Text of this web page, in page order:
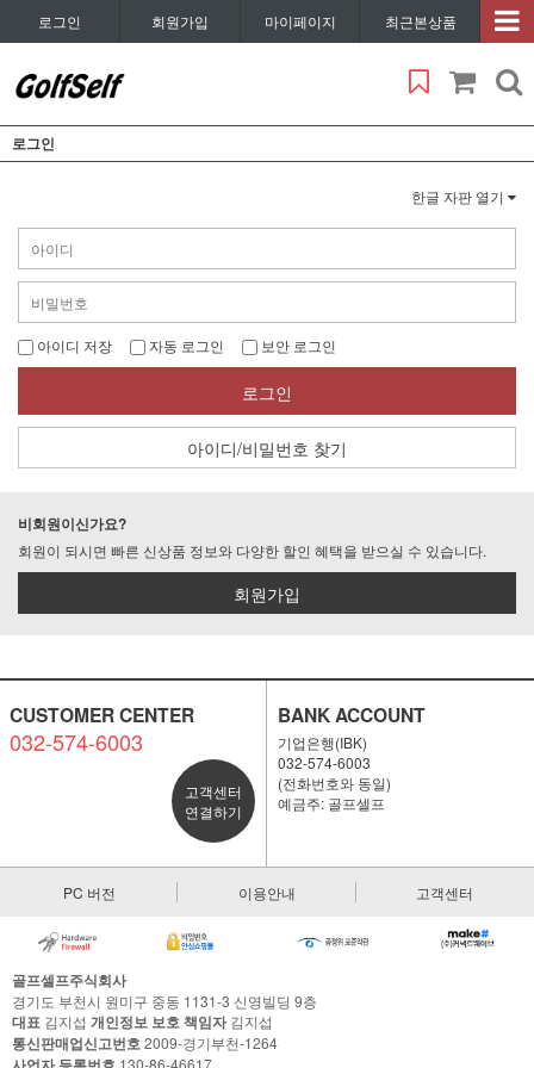
로그인 회원가입 마이페이지 최근본상품
로그인
한글 자판 열기
아이디 저장 자동 로그인 보안 로그인
로그인
아이디/비밀번호 찾기
비회원이신가요?
회원이 되시면 빠른 신상품 정보와 다양한 할인 혜택을 받으실 수 있습니다.
회원가입
CUSTOMER CENTER
032-574-6003
고객센터
연결하기
BANK ACCOUNT
기업은행(IBK)
032-574-6003
(전화번호와 동일)
예금주: 골프셀프
PC 버전 이용안내 고객센터
골프셀프주식회사
경기도 부천시 원미구 중동 1131-3 신영빌딩 9층
대표 김지섭 개인정보 보호 책임자김지섭
통신판매업신고번호2009-경기부천-1264
130-86-46617